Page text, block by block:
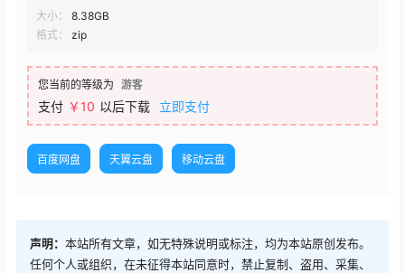
大小：
8.38GB
格式：
zip
您当前的等级为 游客
支付 ￥10 以后下载 立即支付
百度网盘 天翼云盘 移动云盘
声明： 本站所有文章，如无特殊说明或标注，均为本站原创发布。
任何个人或组织，在未征得本站同意时，禁止复制、盗用、采集、